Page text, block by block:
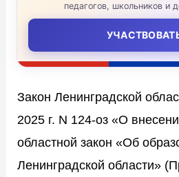
педагогов, школьников и
Закон Ленинградской
2025 г. N 124-оз «О
областной закон «Об
Ленинградской области»